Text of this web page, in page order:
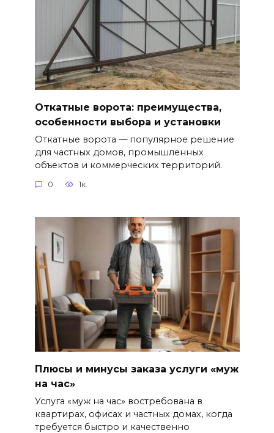
Откатные ворота: преимущества,
особенности выбора и установки
Откатные ворота — популярное решение
для частных домов, промышленных
объектов и коммерческих территорий.
0 1к.
Плюсы и минусы заказа услуги «муж
на час»
Услуга «муж на час» востребована в
квартирах, офисах и частных домах, когда
требуется быстро и качественно